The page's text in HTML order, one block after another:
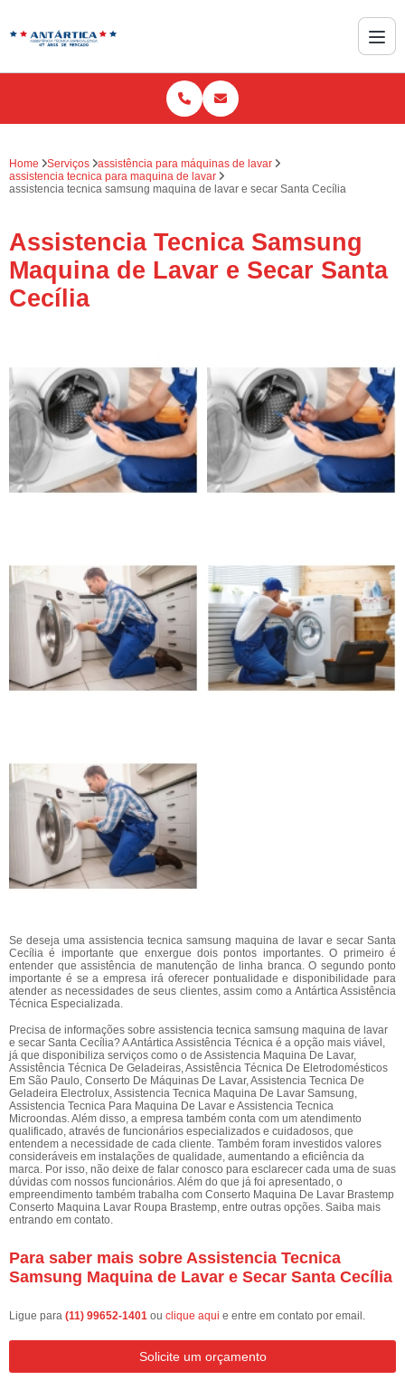
Home Serviços
assistência para máquinas de lavar
assistencia tecnica para maquina de lavar
assistencia tecnica samsung maquina de lavar e secar Santa Cecília
Assistencia Tecnica Samsung
Maquina de Lavar e Secar Santa
Cecília
Se deseja uma assistencia tecnica samsung maquina de lavar e secar Santa
Cecília é importante que enxergue dois pontos importantes. O primeiro é
entender que assistência de manutenção de linha branca. O segundo ponto
importante é se a empresa irá oferecer pontualidade e disponibilidade para
atender as necessidades de seus clientes, assim como a Antártica Assistência
Técnica Especializada.
Precisa de informações sobre assistencia tecnica samsung maquina de lavar
e secar Santa Cecília? A Antártica Assistência Técnica é a opção mais viável,
já que disponibiliza serviços como o de Assistencia Maquina De Lavar,
Assistência Técnica De Geladeiras, Assistência Técnica De Eletrodomésticos
Em São Paulo, Conserto De Máquinas De Lavar, Assistencia Tecnica De
Geladeira Electrolux, Assistencia Tecnica Maquina De Lavar Samsung,
Assistencia Tecnica Para Maquina De Lavar e Assistencia Tecnica
Microondas. Além disso, a empresa também conta com um atendimento
qualificado, através de funcionários especializados e cuidadosos, que
entendem a necessidade de cada cliente. Também foram investidos valores
consideráveis em instalações de qualidade, aumentando a eficiência da
marca. Por isso, não deixe de falar conosco para esclarecer cada uma de suas
dúvidas com nossos funcionários. Além do que já foi apresentado, o
empreendimento também trabalha com Conserto Maquina De Lavar Brastemp
Conserto Maquina Lavar Roupa Brastemp, entre outras opções. Saiba mais
entrando em contato.
Para saber mais sobre Assistencia Tecnica
Samsung Maquina de Lavar e Secar Santa Cecília
Ligue para (11) 99652-1401 ou clique aqui e entre em contato por email.
Solicite um orçamento